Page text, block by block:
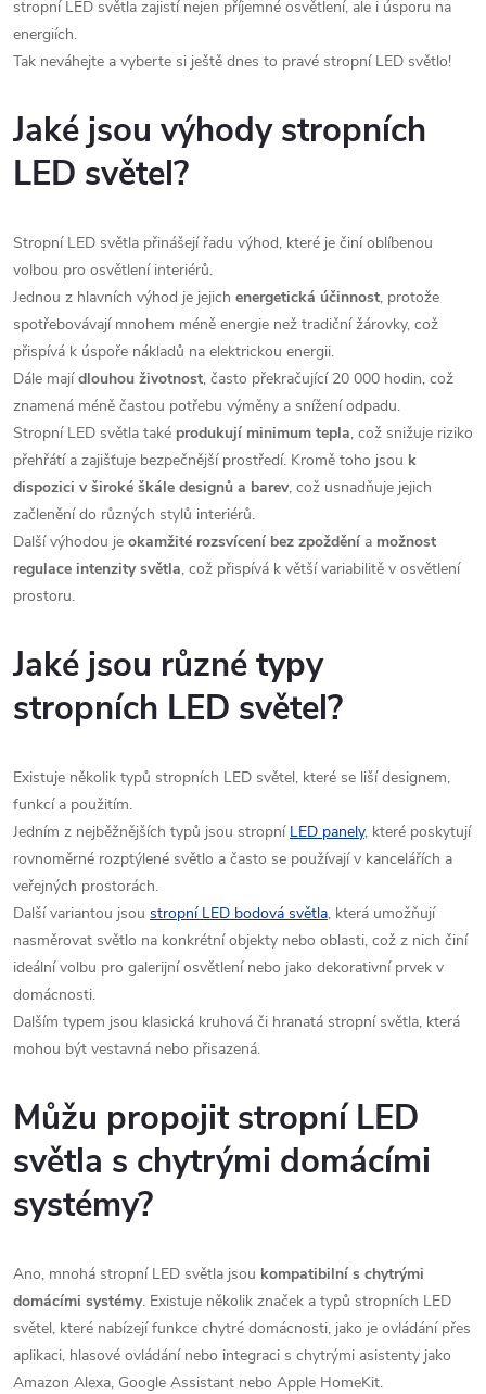
k
y
v
ý
p
i
s
u
stropní LED světla zajistí nejen příjemné osvětlení, ale i úsporu na
energiích.
Tak neváhejte a vyberte si ještě dnes to pravé stropní LED světlo!
Jaké jsou výhody stropních
LED světel?
Stropní LED světla přinášejí řadu výhod, které je činí oblíbenou
volbou pro osvětlení interiérů.
Jednou z hlavních výhod je jejich energetická účinnost, protože
spotřebovávají mnohem méně energie než tradiční žárovky, což
přispívá k úspoře nákladů na elektrickou energii.
Dále majídlouhou životnost, často překračující 20 000 hodin, což
znamená méně častou potřebu výměny a snížení odpadu.
Stropní LED světla také produkují minimum tepla, což snižuje riziko
přehřátí a zajišťuje bezpečnější prostředí. Kromě toho jsou k
dispozici v široké škále designů a barev, což usnadňuje jejich
začlenění do různých stylů interiérů.
Další výhodou je okamžité rozsvícení bez zpoždění a možnost
regulace intenzity světla, což přispívá k větší variabilitě v osvětlení
prostoru.
Jaké jsou různé typy
stropních LED světel?
Existuje několik typů stropních LED světel, které se liší designem,
funkcí a použitím.
Jedním z nejběžnějších typů jsou stropní LED panely, které poskytují
rovnoměrné rozptýlené světlo a často se používají v kancelářích a
veřejných prostorách.
Další variantou jsou stropní LED bodová světla, která umožňují
nasměrovat světlo na konkrétní objekty nebo oblasti, což z nich činí
ideální volbu pro galerijní osvětlení nebo jako dekorativní prvek v
domácnosti.
Dalším typem jsou klasická kruhová či hranatá stropní světla, která
mohou být vestavná nebo přisazená.
Můžu propojit stropní LED
světla s chytrými domácími
systémy?
Ano, mnohá stropní LED světla jsou kompatibilní s chytrými
domácími systémy. Existuje několik značek a typů stropních LED
světel, které nabízejí funkce chytré domácnosti, jako je ovládání přes
aplikaci, hlasové ovládání nebo integraci s chytrými asistenty jako
Amazon Alexa, Google Assistant nebo Apple HomeKit.